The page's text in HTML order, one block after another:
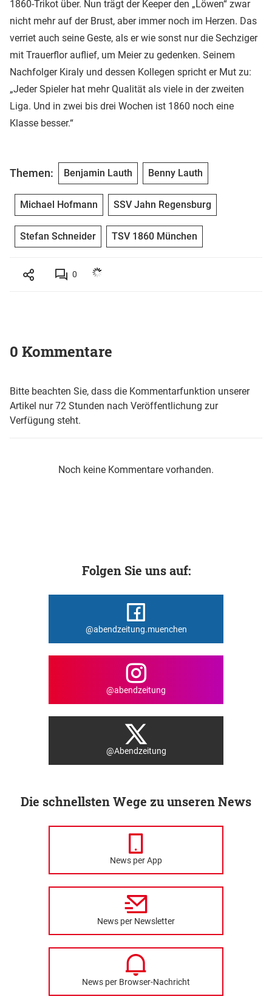
1860-Trikot über. Nun trägt der Keeper den „Löwen“ zwar
nicht mehr auf der Brust, aber immer noch im Herzen. Das
verriet auch seine Geste, als er wie sonst nur die Sechziger
mit Trauerflor auflief, um Meier zu gedenken. Seinem
Nachfolger Kiraly und dessen Kollegen spricht er Mut zu:
„Jeder Spieler hat mehr Qualität als viele in der zweiten
Liga. Und in zwei bis drei Wochen ist 1860 noch eine
Klasse besser.“
Themen: Benjamin Lauth Benny Lauth
Michael Hofmann SSV Jahn Regensburg
Stefan Schneider TSV 1860 München
0
0 Kommentare
Bitte beachten Sie, dass die Kommentarfunktion unserer
Artikel nur 72 Stunden nach Veröffentlichung zur
Verfügung steht.
Noch keine Kommentare vorhanden.
Folgen Sie uns auf:
@abendzeitung.muenchen
@abendzeitung
@Abendzeitung
Die schnellsten Wege zu unseren News
News per App
News per Newsletter
News per Browser-Nachricht